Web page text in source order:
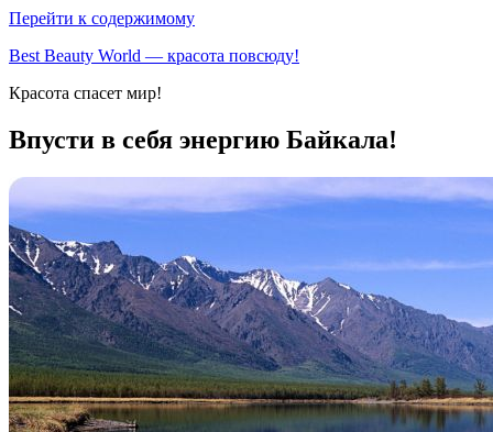
Перейти к содержимому
Best Beauty World — красота повсюду!
Красота спасет мир!
Впусти в себя энергию Байкала!